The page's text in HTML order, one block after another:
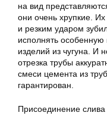
на вид
они очень хрупкие.
и резким ударом
исполнять особенную
изделий из чугуна. И
отрезка трубы
смеси цемента из
гарантирован.
Присоединение слива